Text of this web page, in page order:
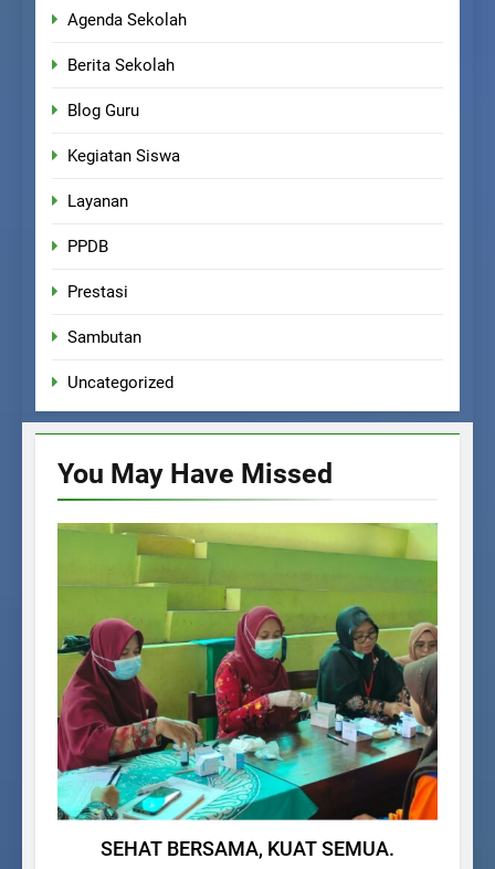
Agenda Sekolah
Berita Sekolah
Blog Guru
Kegiatan Siswa
Layanan
PPDB
Prestasi
Sambutan
Uncategorized
You May Have Missed
BERITA SEKOLAH
SEHAT BERSAMA, KUAT SEMUA.